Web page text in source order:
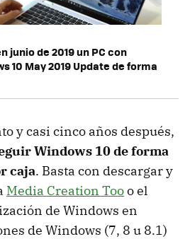
junio de 2019 un PC con
10 May 2019 Update de forma
y casi cinco años después,
Windows 10 de forma
caja. Basta con descargar y
Media Creation Tooo el
de Windows en
de Windows (7, 8 u 8.1)